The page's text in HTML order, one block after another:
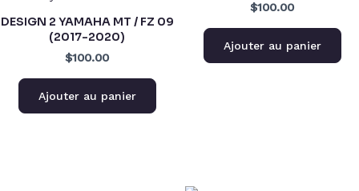
DESIGN 2 YAMAHA MT / FZ 09
(2017-2020)
$100.00
Ajouter au panier
$100.00
Ajouter au panier